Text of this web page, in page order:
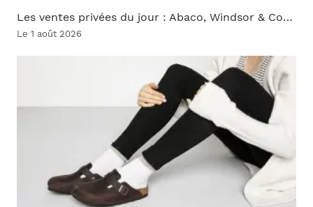
Les ventes privées du jour : Abaco, Windsor & Co…
Le 1 août 2026